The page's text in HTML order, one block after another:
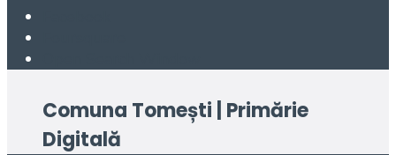
Comuna Tomești | Primărie
Digitală